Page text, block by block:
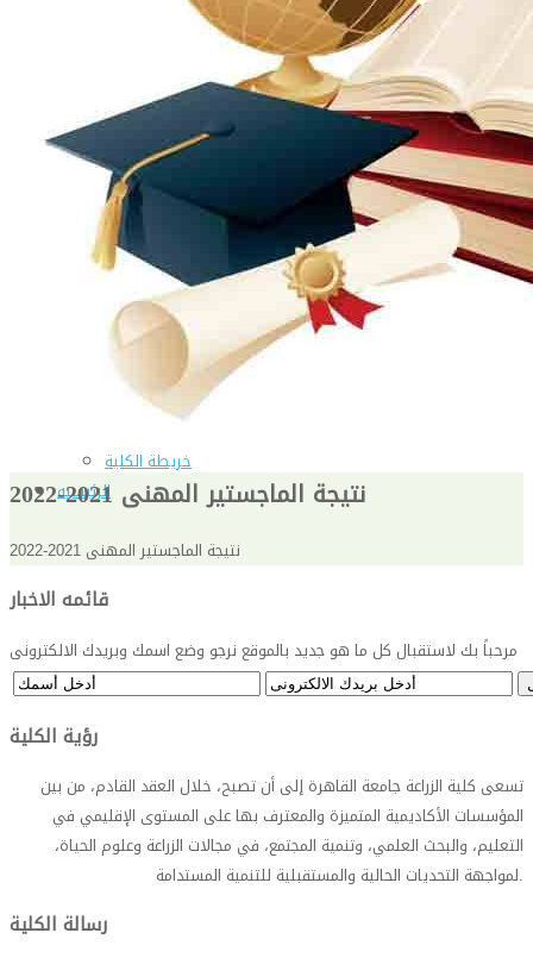
شهادة الاعتماد من الهيئة القومية لضمان جودة التعليم و
كلمة عميد الكلية
مجلس الكلية
رؤساء الأقسام العلمية
الهيكل التنظيمى
نبذة تاريخية
الإدارة الحالية
الخطة الإستراتجية و التنفيذية
ميثاق الأخلاقيات
بحوث فى حقوق الملكية الفكرية
إستراتجية التعليم والتعلم
خريطة الكلية
الرئيسيه نتيجة الماجستير المهنى 2021-2022
نتيجة الماجستير المهنى 2021-2022
قائمه الاخبار
مرحباً بك لاستقبال كل ما هو جديد بالموقع نرجو وضع اسمك وبريدك الالكترونى
رؤية الكلية
تسعى كلية الزراعة جامعة القاهرة إلى أن تصبح، خلال العقد القادم، من بين
المؤسسات الأكاديمية المتميزة والمعترف بها على المستوى الإقليمي في
التعليم، والبحث العلمي، وتنمية المجتمع، في مجالات الزراعة وعلوم الحياة،
لمواجهة التحديات الحالية والمستقبلية للتنمية المستدامة.